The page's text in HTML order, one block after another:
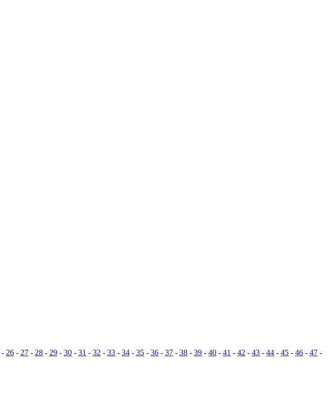
- 26 - 27 - 28 - 29 - 30 - 31 - 32 - 33 - 34 - 35 - 36 - 37 - 38 - 39 - 40 - 41 - 42 - 43 - 44 - 45 - 46 - 47 -